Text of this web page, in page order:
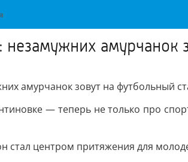
незамужних
амурчанок зовут на футбольный
— теперь не только про
стал центром притяжения для